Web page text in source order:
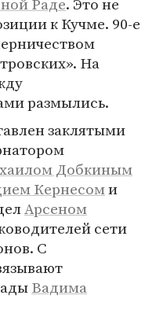
Раде. Это не
к Кучме. 90-е
На
размылись.
заклятыми
Добкиным
Кернесоми
Арсеном
сети
С
Вадима